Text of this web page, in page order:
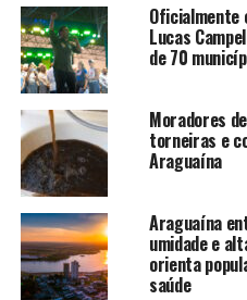
Oficialmente
Lucas
de 70
Moradores
torneiras e
Araguaína
Araguaína
umidade e
orienta
saúde